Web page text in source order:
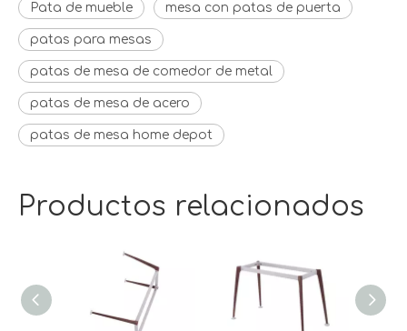
Pata de mueble mesa con patas de puerta
patas para mesas
patas de mesa de comedor de metal
patas de mesa de acero
patas de mesa home depot
Productos relacionados